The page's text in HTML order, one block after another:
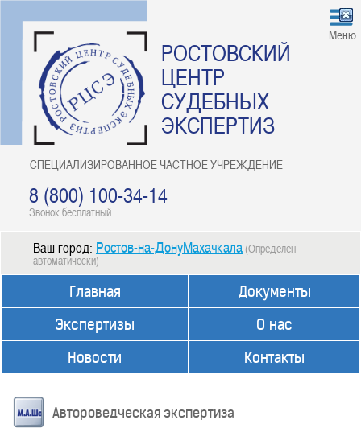
РОСТОВСКИЙ
ЦЕНТР
СУДЕБНЫХ
ЭКСПЕРТИЗ
СПЕЦИАЛИЗИРОВАННОЕ ЧАСТНОЕ УЧРЕЖДЕНИЕ
8 (800) 100-34-14
Звонок бесплатный
Меню
Ваш город: Ростов-на-ДонуМахачкала (Определен
автоматически)
Главная
Экспертизы
Новости
Документы
О нас
Контакты
Автороведческая экспертиза